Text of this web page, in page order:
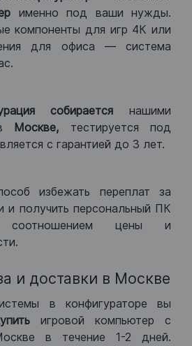
именно под ваши нужды.
компоненты для игр 4К или
для офиса — система
собираетсянашими
Москве, тестируется под
с гарантией до 3 лет.
избежать переплат за
и получить персональный ПК
цены и
и доставки в Москве
в конфигураторе вы
игровой компьютер с
в течение 1-2 дней.